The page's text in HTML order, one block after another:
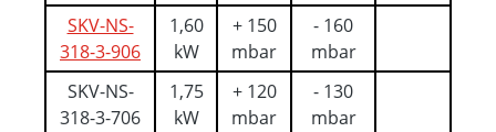
SKV-NS-
318-3-906
1,60
kW
+ 150
mbar
- 160
mbar
SKV-NS-
318-3-706
1,75
kW
+ 120
mbar
- 130
mbar